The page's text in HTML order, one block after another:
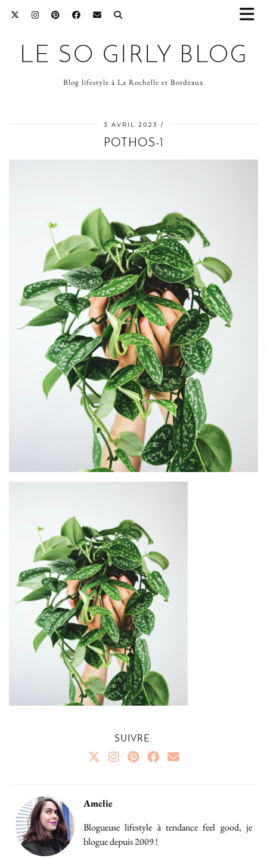
LE SO GIRLY BLOG
Blog lifestyle à La Rochelle et Bordeaux
3 AVRIL 2023
POTHOS-1
SUIVRE:
Amelie
Blogueuse lifestyle à tendance feel good, je
blogue depuis 2009 !